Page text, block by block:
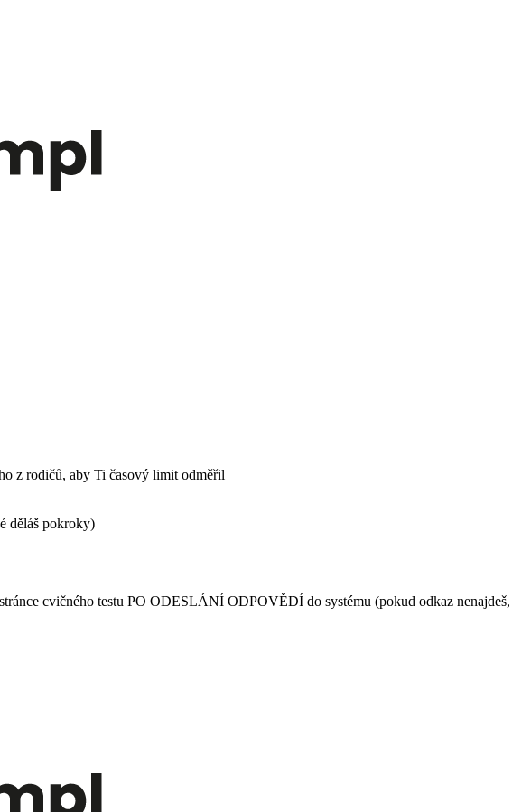
z rodičů, aby Ti časový limit odměřil
děláš pokroky)
cvičného testu PO ODESLÁNÍ ODPOVĚDÍ do systému (pokud odkaz nenajdeš,